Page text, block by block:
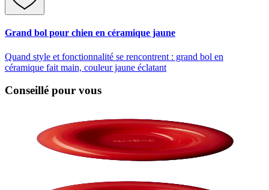
Grand bol pour chien en céramique jaune
Quand style et fonctionnalité se rencontrent : grand bol en
céramique fait main, couleur jaune éclatant
Conseillé pour vous